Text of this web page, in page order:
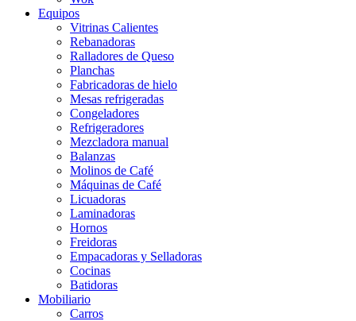
Equipos
Vitrinas Calientes
Rebanadoras
Ralladores de Queso
Planchas
Fabricadoras de hielo
Mesas refrigeradas
Congeladores
Refrigeradores
Mezcladora manual
Balanzas
Molinos de Café
Máquinas de Café
Licuadoras
Laminadoras
Hornos
Freidoras
Empacadoras y Selladoras
Cocinas
Batidoras
Mobiliario
Carros